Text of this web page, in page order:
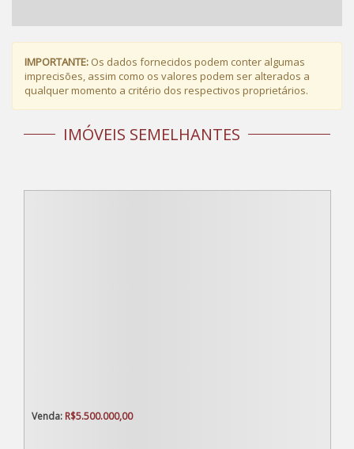
IMPORTANTE: Os dados fornecidos podem conter algumas
imprecisões, assim como os valores podem ser alterados a
qualquer momento a critério dos respectivos proprietários.
IMÓVEIS SEMELHANTES
R$5.500.000,00